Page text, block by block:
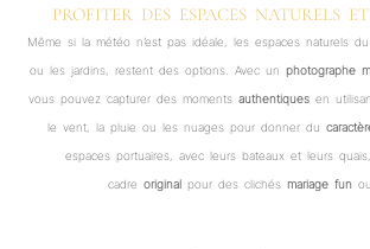
PROFITER DES ESPACES NATURELS
Même si la météo n’est pas idéale, les espaces naturels du
ou les jardins, restent des options. Avec un photographe
vous pouvez capturer des moments authentiques en
le vent, la pluie ou les nuages pour donner du
espaces portuaires, avec leurs bateaux et leurs
cadre originalpour des clichés mariage funou